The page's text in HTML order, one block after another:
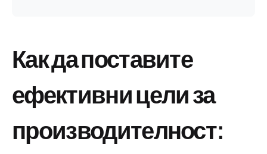
Как да поставите
ефективни цели за
производителност: